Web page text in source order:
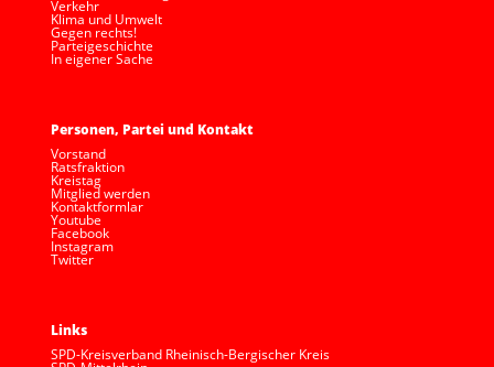
Verkehr
Klima und Umwelt
Gegen rechts!
Parteigeschichte
In eigener Sache
Personen, Partei und Kontakt
Vorstand
Ratsfraktion
Kreistag
Mitglied werden
Kontaktformlar
Youtube
Facebook
Instagram
Twitter
Links
SPD-Kreisverband Rheinisch-Bergischer Kreis